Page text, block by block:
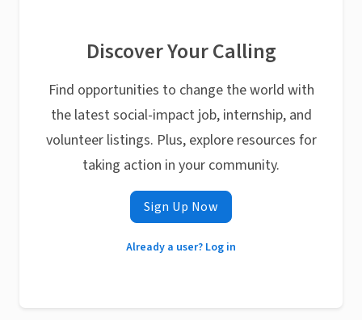
Discover Your Calling
Find opportunities to change the world with
the latest social-impact job, internship, and
volunteer listings. Plus, explore resources for
taking action in your community.
Sign Up Now
Already a user? Log in